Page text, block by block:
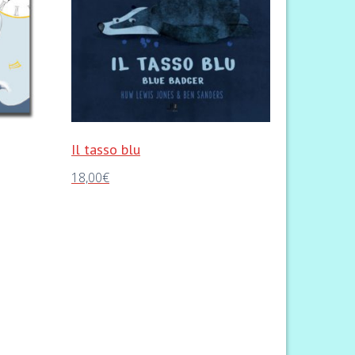
Il tasso blu
18,00€